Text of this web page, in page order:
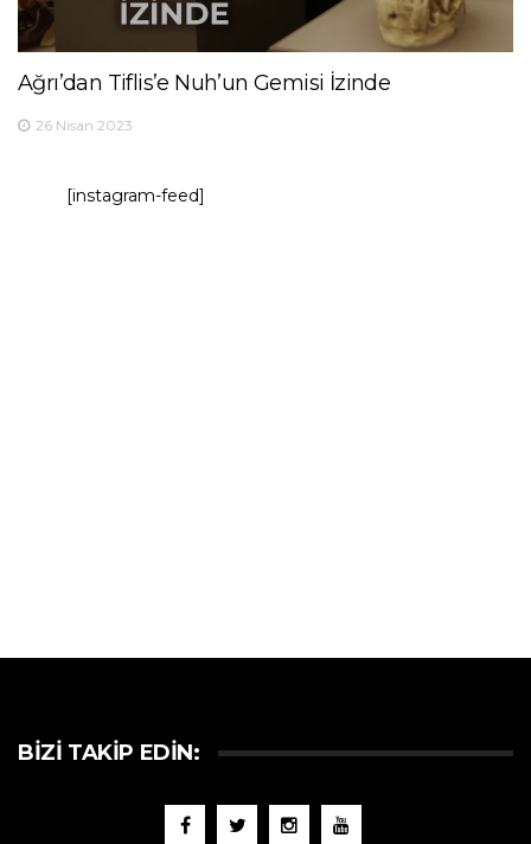
Ağrı’dan Tiflis’e Nuh’un Gemisi İzinde
26 Nisan 2023
[instagram-feed]
BIZI TAKIP EDIN: